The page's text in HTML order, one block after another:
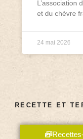
L’association
et du chèvre
24 mai 2026
RECETTE ET